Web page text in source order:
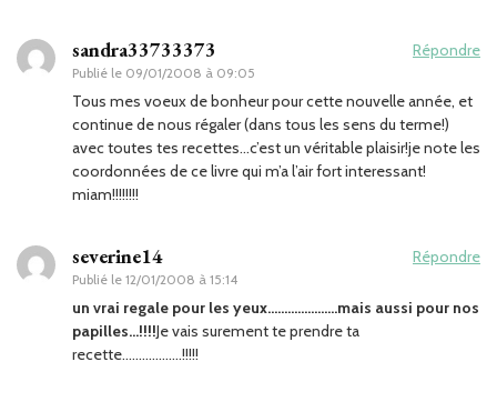
sandra33733373
Publié le 09/01/2008 à 09:05
Répondre
Tous mes voeux de bonheur pour cette nouvelle année, et
continue de nous régaler (dans tous les sens du terme!)
avec toutes tes recettes…c’est un véritable plaisir!je note les
coordonnées de ce livre qui m’a l’air fort interessant!
miam!!!!!!!!
severine14
Publié le 12/01/2008 à 15:14
Répondre
un vrai regale pour les yeux…………………mais aussi pour nos
papilles…!!!!Je vais surement te prendre ta
recette………………!!!!!